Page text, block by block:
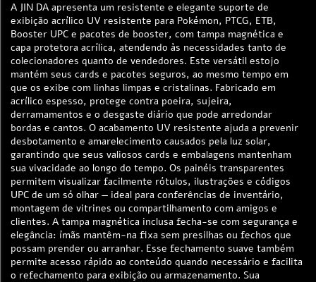
A JIN DA apresenta um resistente e elegante suporte de
exibição acrílico UV resistente para Pokémon, PTCG, ETB,
Booster UPC e pacotes de booster, com tampa magnética e
capa protetora acrílica, atendendo às necessidades tanto de
colecionadores quanto de vendedores. Este versátil estojo
mantém seus cards e pacotes seguros, ao mesmo tempo em
que os exibe com linhas limpas e cristalinas. Fabricado em
acrílico espesso, protege contra poeira, sujeira,
derramamentos e o desgaste diário que pode arredondar
bordas e cantos. O acabamento UV resistente ajuda a prevenir
desbotamento e amarelecimento causados pela luz solar,
garantindo que seus valiosos cards e embalagens mantenham
sua vivacidade ao longo do tempo. Os painéis transparentes
permitem visualizar facilmente rótulos, ilustrações e códigos
UPC de um só olhar — ideal para conferências de inventário,
montagem de vitrines ou compartilhamento com amigos e
clientes. A tampa magnética inclusa fecha-se com segurança e
elegância: ímãs mantêm-na fixa sem presilhas ou fechos que
possam prender ou arranhar. Esse fechamento suave também
permite acesso rápido ao conteúdo quando necessário e facilita
o refechamento para exibição ou armazenamento. Sua